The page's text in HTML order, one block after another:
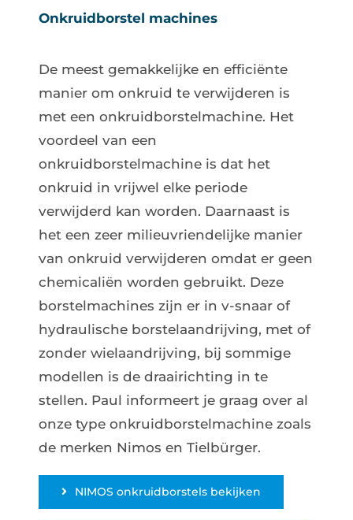
Onkruidborstel machines
De meest gemakkelijke en efficiënte
manier om onkruid te verwijderen is
met een onkruidborstelmachine. Het
voordeel van een
onkruidborstelmachine is dat het
onkruid in vrijwel elke periode
verwijderd kan worden. Daarnaast is
het een zeer milieuvriendelijke manier
van onkruid verwijderen omdat er geen
chemicaliën worden gebruikt. Deze
borstelmachines zijn er in v-snaar of
hydraulische borstelaandrijving, met of
zonder wielaandrijving, bij sommige
modellen is de draairichting in te
stellen. Paul informeert je graag over al
onze type onkruidborstelmachine zoals
de merken Nimos en Tielbürger.
NIMOS onkruidborstels bekijken